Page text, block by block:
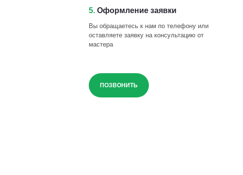
5. Оформление заявки
Вы обращаетесь к нам по телефону или
оставляете заявку на консультацию от
мастера
ПОЗВОНИТЬ